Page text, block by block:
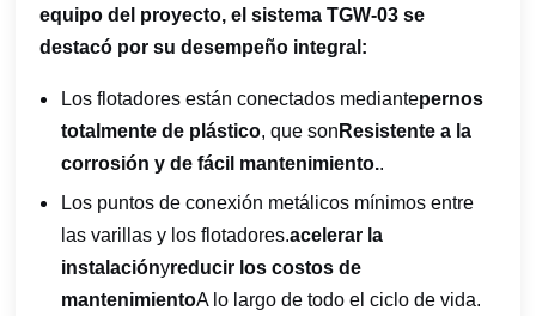
equipo del proyecto, el sistema TGW-03 se
destacó por su desempeño integral:
Los flotadores están conectados mediantepernos
totalmente de plástico, que son Resistente a la
corrosión y de fácil mantenimiento..
Los puntos de conexión metálicos mínimos entre
las varillas y los flotadores.acelerar la
instalaciónyreducir los costos de
mantenimientoA lo largo de todo el ciclo de vida.